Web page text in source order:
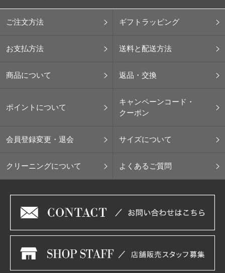
ご注文方法 ギフトラッピング
お支払方法 送料と配送方法
商品について 返品・交換
ポイントについて
キャンペーンコード・
クーポン
会員登録変更・退会 サイズについて
クリーニングについて よくあるご質問